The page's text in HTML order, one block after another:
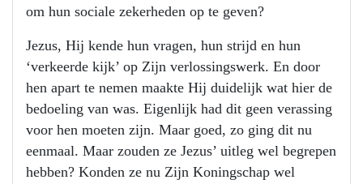
om hun sociale zekerheden op te geven?
Jezus, Hij kende hun vragen, hun strijd en hun
‘verkeerde kijk’ op Zijn verlossingswerk. En door
hen apart te nemen maakte Hij duidelijk wat hier de
bedoeling van was. Eigenlijk had dit geen verassing
voor hen moeten zijn. Maar goed, zo ging dit nu
eenmaal. Maar zouden ze Jezus’ uitleg wel begrepen
hebben? Konden ze nu Zijn Koningschap wel